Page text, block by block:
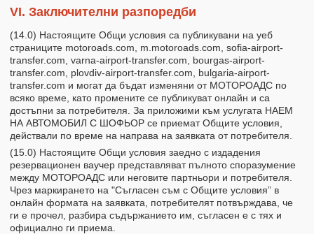
VІ. Заключителни разпоредби
(14.0) Настоящите Общи условия са публикувани на уеб
страниците motoroads.com, m.motoroads.com, sofia-airport-
transfer.com, varna-airport-transfer.com, bourgas-airport-
transfer.com, plovdiv-airport-transfer.com, bulgaria-airport-
transfer.com и могат да бъдат изменяни от МОТОРОАДС по
всяко време, като промените се публикуват онлайн и са
достъпни за потребителя. За приложими към услугата НАЕМ
НА АВТОМОБИЛ С ШОФЬОР се приемат Общите условия,
действали по време на направа на заявката от потребителя.
(15.0) Настоящите Общи условия заедно с издадения
резервационен ваучер представляват пълното споразумение
между МОТОРОАДС или неговите партньори и потребителя.
Чрез маркирането на "Съгласен съм с Общите условия” в
онлайн формата на заявката, потребителят потвърждава, че
ги е прочел, разбира съдържанието им, съгласен е с тях и
официално ги приема.